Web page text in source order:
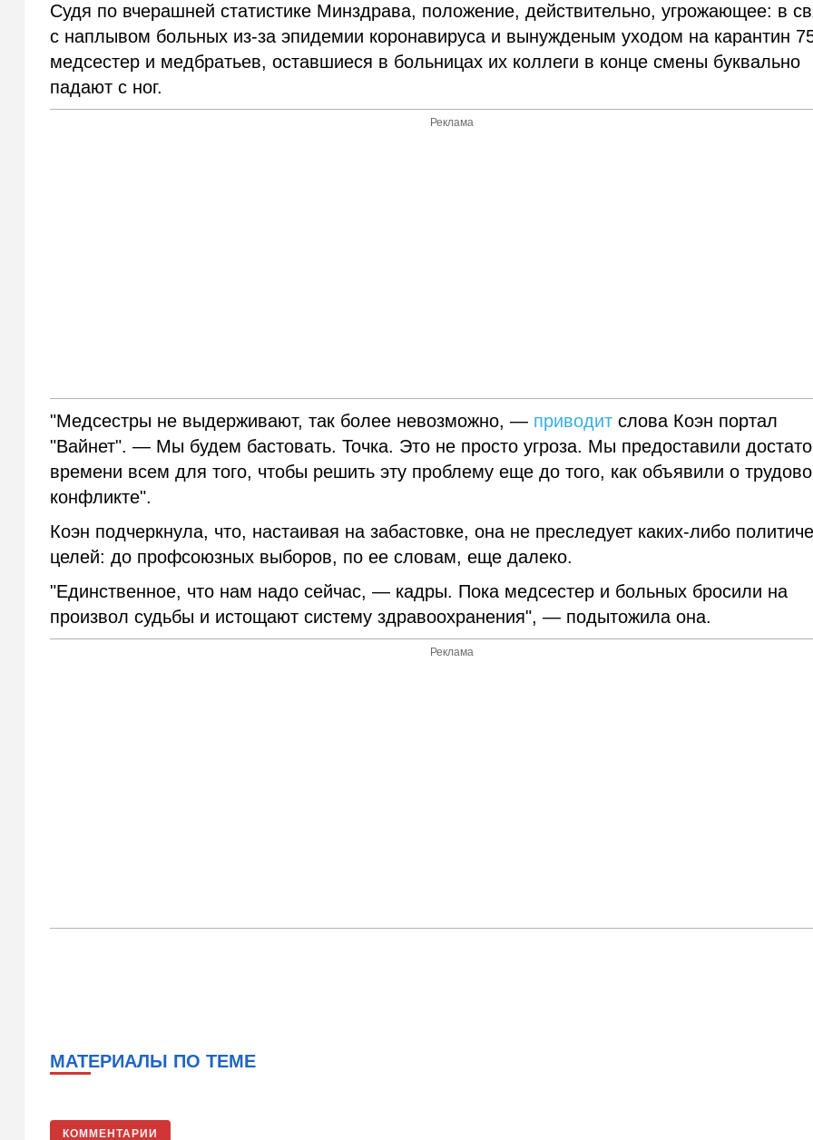
Судя по вчерашней статистике Минздрава, положение, действительно, угрожающее: в
с наплывом больных из-за эпидемии коронавируса и вынужденым уходом на карантин
медсестер и медбратьев, оставшиеся в больницах их коллеги в конце смены буквально
падают с ног.
Реклама
"Медсестры не выдерживают, так более невозможно, — приводит слова Коэн портал
"Вайнет". — Мы будем бастовать. Точка. Это не просто угроза. Мы предоставили
времени всем для того, чтобы решить эту проблему еще до того, как объявили о
конфликте".
Коэн подчеркнула, что, настаивая на забастовке, она не преследует каких-либо
целей: до профсоюзных выборов, по ее словам, еще далеко.
"Единственное, что нам надо сейчас, — кадры. Пока медсестер и больных бросили на
произвол судьбы и истощают систему здравоохранения", — подытожила она.
Реклама
МАТЕРИАЛЫ ПО ТЕМЕ
КОММЕНТАРИИ